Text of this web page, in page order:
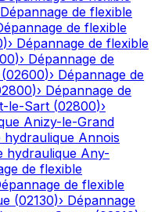
Dépannage de flexible
de flexible
)› Dépannage de flexible
)› Dépannage de
(02600)› Dépannage de
)› Dépannage de
le-Sart (02800)›
Anizy-le-Grand
hydraulique Annois
hydraulique Any-
de flexible
de flexible
(02130)› Dépannage